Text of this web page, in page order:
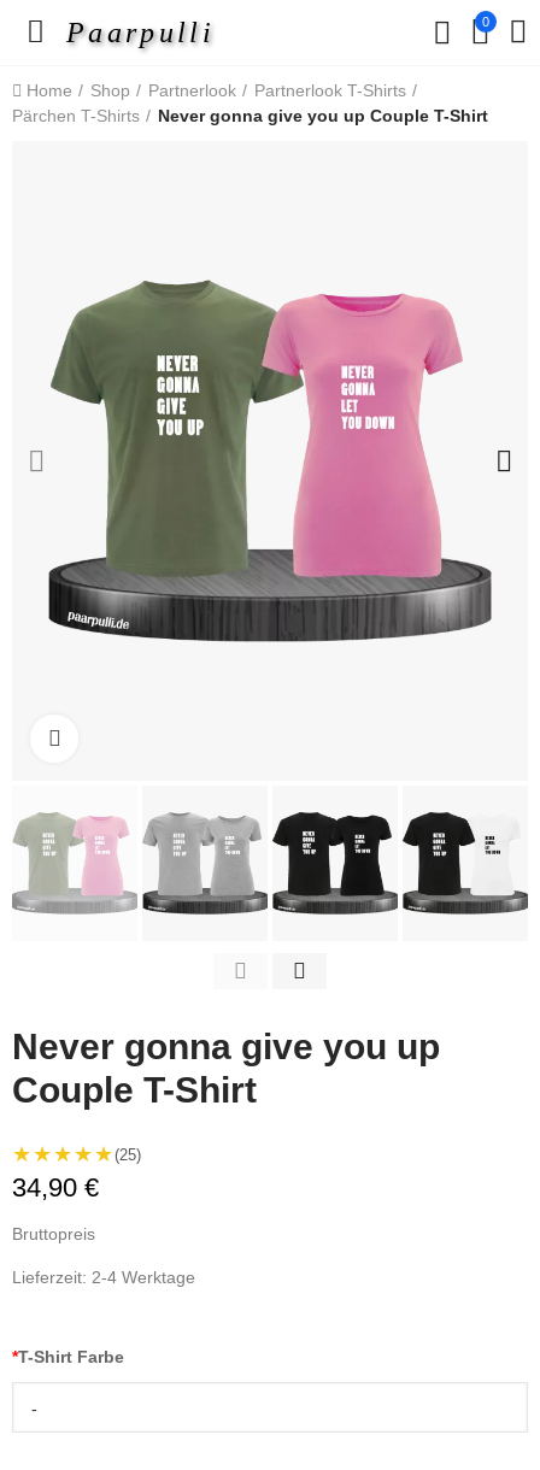
Paarpulli 0
Home Shop Partnerlook
Partnerlook T-Shirts
Pärchen T-Shirts
Never gonna give you up Couple T-Shirt
Never gonna give you up
Couple T-Shirt
★★★★★(25)
34,90 €
Bruttopreis
Lieferzeit: 2-4 Werktage
*T-Shirt Farbe
-